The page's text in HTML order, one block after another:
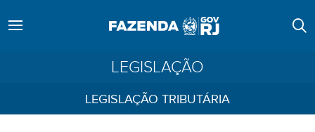
LEGISLAÇÃO
LEGISLAÇÃO TRIBUTÁRIA